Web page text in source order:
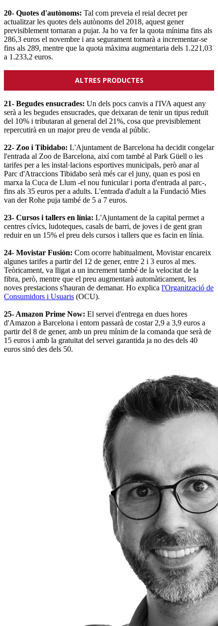
20- Quotes d'autònoms: Tal com preveia el reial decret per
actualitzar les quotes dels autònoms del 2018, aquest gener
previsiblement tornaran a pujar. Ja ho va fer la quota mínima fins als
286,3 euros el novembre i ara segurament tornarà a incrementar-se
fins als 289, mentre que la quota màxima augmentaria dels 1.221,03
a 1.233,2 euros.
ALTRES PRODUCTES
21- Begudes ensucrades: Un dels pocs canvis a l'IVA aquest any
serà a les begudes ensucrades, que deixaran de tenir un tipus reduït
del 10% i tributaran al general del 21%, cosa que previsiblement
repercutirà en un major preu de venda al públic.
22- Zoo i Tibidabo: L'Ajuntament de Barcelona ha decidit congelar
l'entrada al Zoo de Barcelona, així com també al Park Güell o les
tarifes per a les instal·lacions esportives municipals, però anar al
Parc d'Atraccions Tibidabo serà més car el juny, quan es posi en
marxa la Cuca de Llum -el nou funicular i porta d'entrada al parc-,
fins als 35 euros per a adults. L'entrada d'adult a la Fundació Mies
van der Rohe puja també de 5 a 7 euros.
23- Cursos i tallers en línia: L'Ajuntament de la capital permet a
centres cívics, ludoteques, casals de barri, de joves i de gent gran
reduir en un 15% el preu dels cursos i tallers que es facin en línia.
24- Movistar Fusión: Com ocorre habitualment, Movistar encareix
algunes tarifes a partir del 12 de gener, entre 2 i 3 euros al mes.
Teòricament, va lligat a un increment també de la velocitat de la
fibra, però, mentre que el preu augmentarà automàticament, les
noves prestacions s'hauran de demanar. Ho explica l'Organització de
Consumidors i Usuaris (OCU).
25- Amazon Prime Now: El servei d'entrega en dues hores
d'Amazon a Barcelona i entorn passarà de costar 2,9 a 3,9 euros a
partir del 8 de gener, amb un preu mínim de la comanda que serà de
15 euros i amb la gratuïtat del servei garantida ja no des dels 40
euros sinó des dels 50.